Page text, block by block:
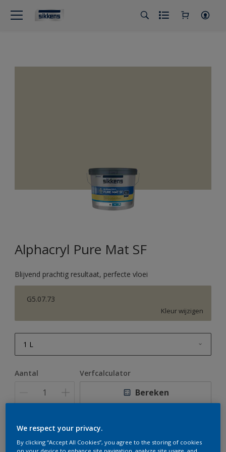
Alphacryl Pure Mat SF
Blijvend prachtig resultaat, perfecte vloei
G5.07.73
Kleur wijzigen
1 L
Aantal Verfcalculator
Bereken
Op dit moment is het niet mogelijk dit product online
te bestellen. Houd de website in de gaten, we werken
We respect your privacy.
By clicking “Accept All Cookies”, you agree to the storing of cookies
on your device to enhance site navigation, analyze site usage, and